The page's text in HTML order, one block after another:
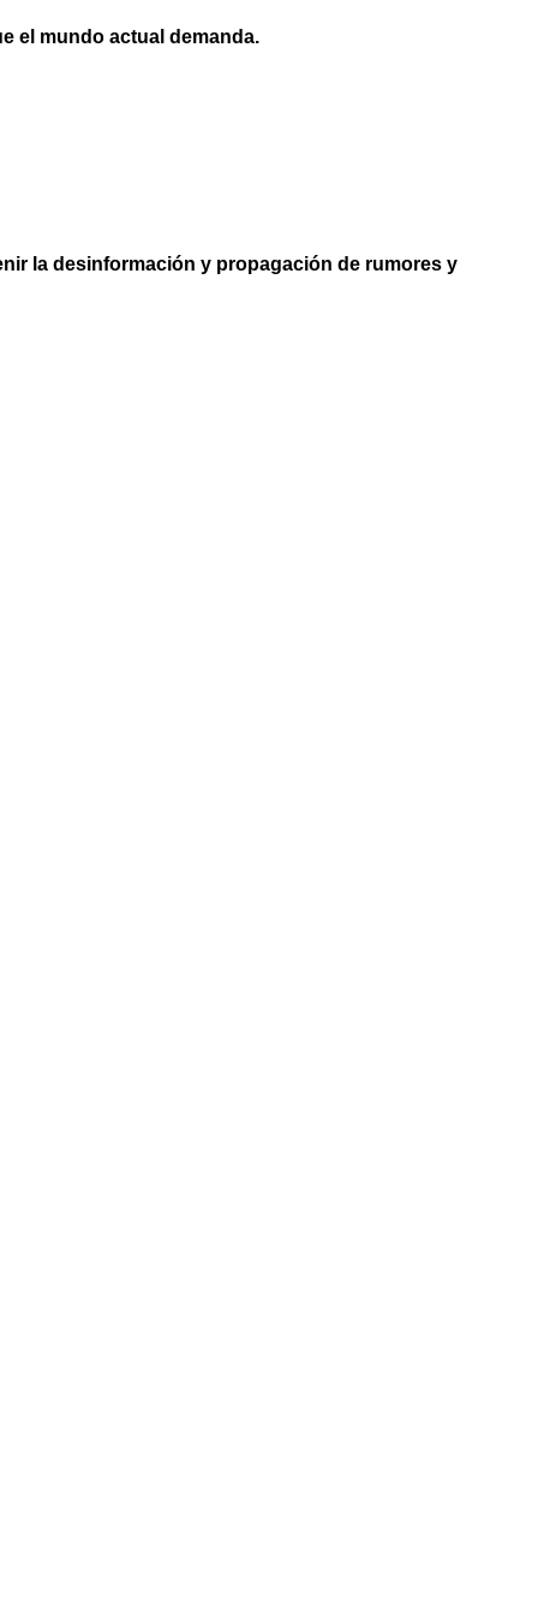
el mundo actual demanda.
la desinformación y propagación de rumores y